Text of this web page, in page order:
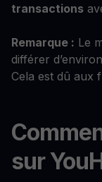
transactions
Remarque : Le
différer
Cela est dû aux
sur